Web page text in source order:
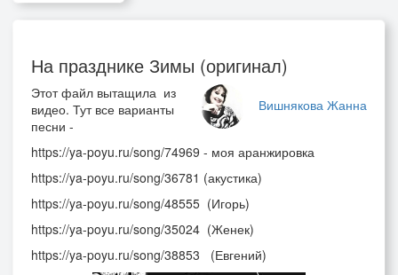
На празднике Зимы (оригинал)
Вишнякова Жанна
Этот файл вытащила из
видео. Тут все варианты
песни -
https://ya-poyu.ru/song/74969 - моя аранжировка
https://ya-poyu.ru/song/36781 (акустика)
https://ya-poyu.ru/song/48555 (Игорь)
https://ya-poyu.ru/song/35024 (Женек)
https://ya-poyu.ru/song/38853 (Евгений)